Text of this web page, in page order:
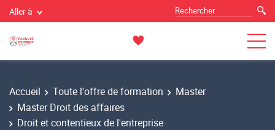
Aller à
Accueil Toute l'offre de formation
Master
Master Droit des affaires
Droit et contentieux de l'entreprise